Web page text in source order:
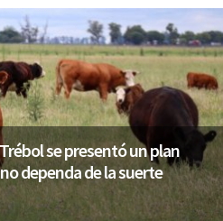
se presentó un plan
dependa de la suerte